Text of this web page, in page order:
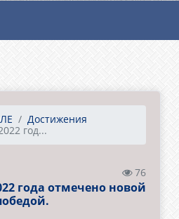
Достижения
год...
76
года отмечено новой